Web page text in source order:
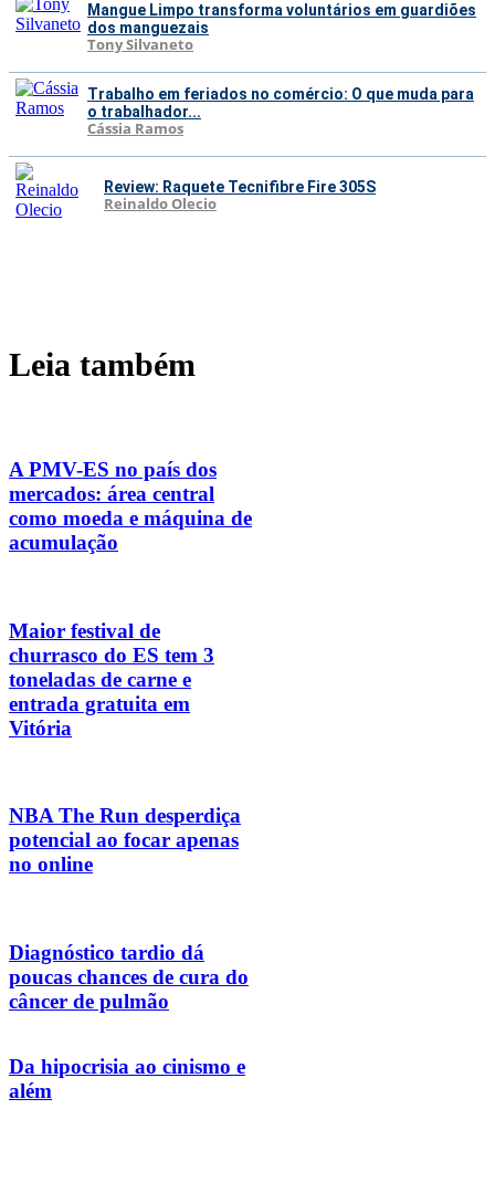
Mangue Limpo transforma voluntários em guardiões
dos manguezais
Tony Silvaneto
Trabalho em feriados no comércio: O que muda para
o trabalhador...
Cássia Ramos
Review: Raquete Tecnifibre Fire 305S
Reinaldo Olecio
Leia também
A PMV-ES no país dos
mercados: área central
como moeda e máquina de
acumulação
Maior festival de
churrasco do ES tem 3
toneladas de carne e
entrada gratuita em
Vitória
NBA The Run desperdiça
potencial ao focar apenas
no online
Diagnóstico tardio dá
poucas chances de cura do
câncer de pulmão
Da hipocrisia ao cinismo e
além